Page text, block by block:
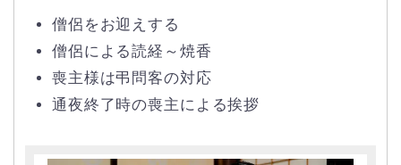
僧侶をお迎えする
僧侶による読経～焼香
喪主様は弔問客の対応
通夜終了時の喪主による挨拶